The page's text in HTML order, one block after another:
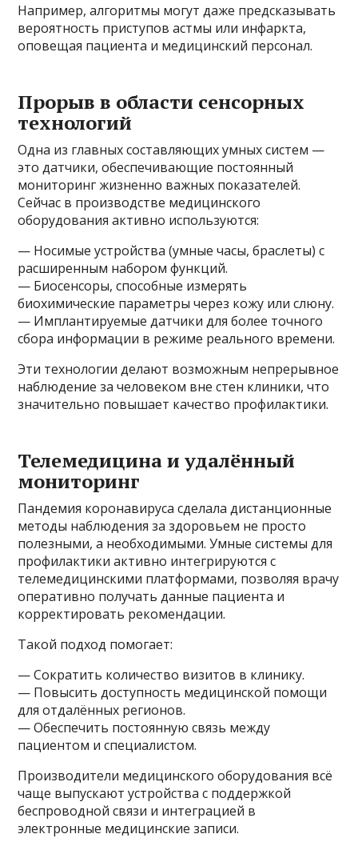
Например, алгоритмы могут даже предсказывать
вероятность приступов астмы или инфаркта,
оповещая пациента и медицинский персонал.
Прорыв в области сенсорных
технологий
Одна из главных составляющих умных систем —
это датчики, обеспечивающие постоянный
мониторинг жизненно важных показателей.
Сейчас в производстве медицинского
оборудования активно используются:
— Носимые устройства (умные часы, браслеты) с
расширенным набором функций.
— Биосенсоры, способные измерять
биохимические параметры через кожу или слюну.
— Имплантируемые датчики для более точного
сбора информации в режиме реального времени.
Эти технологии делают возможным непрерывное
наблюдение за человеком вне стен клиники, что
значительно повышает качество профилактики.
Телемедицина и удалённый
мониторинг
Пандемия коронавируса сделала дистанционные
методы наблюдения за здоровьем не просто
полезными, а необходимыми. Умные системы для
профилактики активно интегрируются с
телемедицинскими платформами, позволяя врачу
оперативно получать данные пациента и
корректировать рекомендации.
Такой подход помогает:
— Сократить количество визитов в клинику.
— Повысить доступность медицинской помощи
для отдалённых регионов.
— Обеспечить постоянную связь между
пациентом и специалистом.
Производители медицинского оборудования всё
чаще выпускают устройства с поддержкой
беспроводной связи и интеграцией в
электронные медицинские записи.